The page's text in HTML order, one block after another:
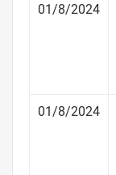
01/8/2024
01/8/2024